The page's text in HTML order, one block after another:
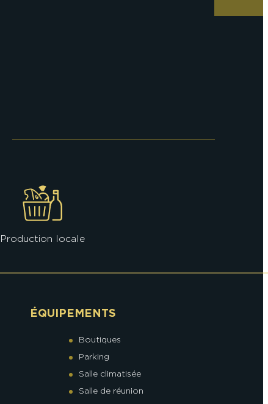
Production locale
ÉQUIPEMENTS
Boutiques
Parking
Salle climatisée
Salle de réunion